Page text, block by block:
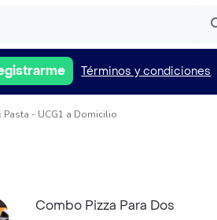
Términos y condiciones
Pasta - UCG1 a Domicilio
Combo Pizza Para Dos